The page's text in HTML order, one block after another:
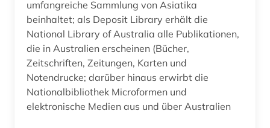
umfangreiche Sammlung von Asiatika
beinhaltet; als Deposit Library erhält die
National Library of Australia alle Publikationen,
die in Australien erscheinen (Bücher,
Zeitschriften, Zeitungen, Karten und
Notendrucke; darüber hinaus erwirbt die
Nationalbibliothek Microformen und
elektronische Medien aus und über Australien